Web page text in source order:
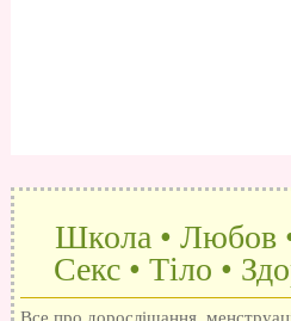
Школа • Любов
Секс • Тіло •